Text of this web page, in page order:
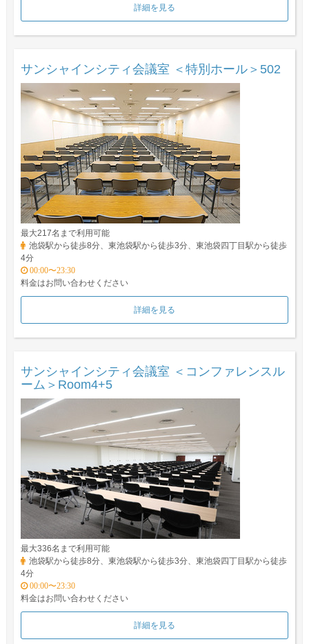
詳細を見る
サンシャインシティ会議室 ＜特別ホール＞502
最大217名まで利用可能
池袋駅から徒歩8分、東池袋駅から徒歩3分、東池袋四丁目駅から徒歩
4分
00:00〜23:30
料金はお問い合わせください
詳細を見る
サンシャインシティ会議室 ＜コンファレンスル
ーム＞Room4+5
最大336名まで利用可能
池袋駅から徒歩8分、東池袋駅から徒歩3分、東池袋四丁目駅から徒歩
4分
00:00〜23:30
料金はお問い合わせください
詳細を見る